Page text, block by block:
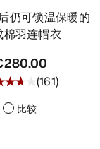
棉羽连帽衣
(161)
比较